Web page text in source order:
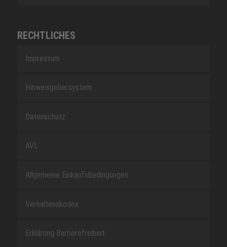
RECHTLICHES
Impressum
Hinweisgebersystem
Datenschutz
AVL
Allgemeine Einkaufsbedingungen
Verhaltenskodex
Erklärung Barrierefreiheit